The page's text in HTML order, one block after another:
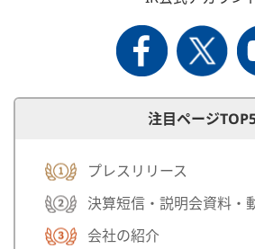
注目ページ
プレスリリース
決算短信・説明会資料・
会社の紹介